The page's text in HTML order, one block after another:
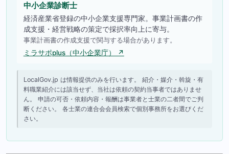
中小企業診断士
経済産業省登録の中小企業支援専門家。事業計画書の作
成支援・経営戦略の策定で採択率向上に寄与。
事業計画書の作成支援で関与する場合があります。
ミラサポplus（中小企業庁） ↗
LocalGov.jp は情報提供のみを行います。 紹介・媒介・斡旋・有
料職業紹介には該当せず、当社は依頼の契約当事者ではありませ
ん。 申請の可否・依頼内容・報酬は事業者と士業の二者間でご判
断ください。 各士業の連合会会員検索で個別事務所をお選びくだ
さい。